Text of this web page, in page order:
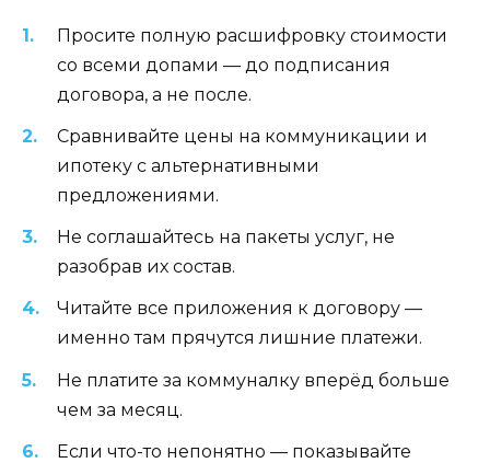
Просите полную расшифровку стоимости
со всеми допами — до подписания
договора, а не после.
Сравнивайте цены на коммуникации и
ипотеку с альтернативными
предложениями.
Не соглашайтесь на пакеты услуг, не
разобрав их состав.
Читайте все приложения к договору —
именно там прячутся лишние платежи.
Не платите за коммуналку вперёд больше
чем за месяц.
Если что-то непонятно — показывайте